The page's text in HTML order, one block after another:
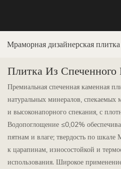
Мраморная дизайнерская плитка
Плитка Из
Премиальная спеченная каменная
натуральных минералов, спекаемых
и высоконапорного спекания, с
Водопоглощение ≤0,02%
пятнам и влаге; твердость по шкале
к царапинам, износостойкой и
использования. Широкое